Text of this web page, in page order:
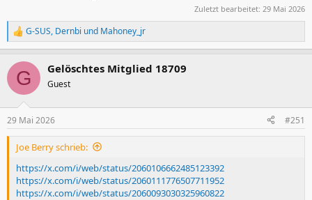
Zuletzt bearbeitet: 29 Mai 2026
R
e
k
i
e
n
G-SUS, Dernbi und Mahoney_jr
G Gelöschtes Mitglied 18709
Guest
29 Mai 2026 #251
Joe Berry schrieb:
https://x.com/i/web/status/2060106662485123392
https://x.com/i/web/status/2060111776507711952
https://x.com/i/web/status/2060093030325960822